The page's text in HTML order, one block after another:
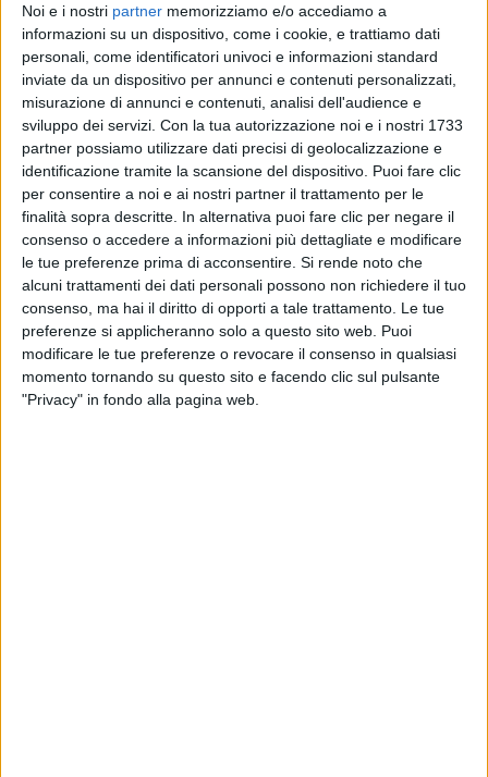
Noi e i nostri partner memorizziamo e/o accediamo a
informazioni su un dispositivo, come i cookie, e trattiamo dati
personali, come identificatori univoci e informazioni standard
inviate da un dispositivo per annunci e contenuti personalizzati,
misurazione di annunci e contenuti, analisi dell'audience e
sviluppo dei servizi. Con la tua autorizzazione noi e i nostri 1733
partner possiamo utilizzare dati precisi di geolocalizzazione e
identificazione tramite la scansione del dispositivo. Puoi fare clic
per consentire a noi e ai nostri partner il trattamento per le
finalità sopra descritte. In alternativa puoi fare clic per negare il
consenso o accedere a informazioni più dettagliate e modificare
le tue preferenze prima di acconsentire. Si rende noto che
alcuni trattamenti dei dati personali possono non richiedere il tuo
consenso, ma hai il diritto di opporti a tale trattamento. Le tue
preferenze si applicheranno solo a questo sito web. Puoi
modificare le tue preferenze o revocare il consenso in qualsiasi
momento tornando su questo sito e facendo clic sul pulsante
"Privacy" in fondo alla pagina web.
Sulla stessa passerella è sfilata, insieme alla figlia
Blue Ivy, ancheBeyoncé, che nella versione originale
del remake doppia la leonessaNala, il grande amore
di Simba. Nell'adattamento italiano, Nala sarà
doppiata da
Elisa.
MARCO MENGONI A LOS ANGELES PER LA
PRIMA MONDIALE DE “IL RE LEONE”